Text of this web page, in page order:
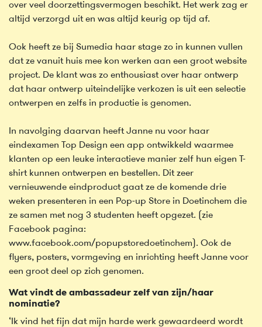
over veel doorzettingsvermogen beschikt. Het werk zag er
altijd verzorgd uit en was altijd keurig op tijd af.
Ook heeft ze bij Sumedia haar stage zo in kunnen vullen
dat ze vanuit huis mee kon werken aan een groot website
project. De klant was zo enthousiast over haar ontwerp
dat haar ontwerp uiteindelijke verkozen is uit een selectie
ontwerpen en zelfs in productie is genomen.
In navolging daarvan heeft Janne nu voor haar
eindexamen Top Design een app ontwikkeld waarmee
klanten op een leuke interactieve manier zelf hun eigen T-
shirt kunnen ontwerpen en bestellen. Dit zeer
vernieuwende eindproduct gaat ze de komende drie
weken presenteren in een Pop-up Store in Doetinchem die
ze samen met nog 3 studenten heeft opgezet. (zie
Facebook pagina:
www.facebook.com/popupstoredoetinchem). Ook de
flyers, posters, vormgeving en inrichting heeft Janne voor
een groot deel op zich genomen.
Wat vindt de ambassadeur zelf van zijn/haar
nominatie?
‘Ik vind het fijn dat mijn harde werk gewaardeerd wordt